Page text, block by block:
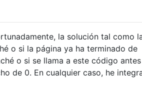
la solución tal como
o si la página ya ha terminado de
o si se llama a este código antes
de 0. En cualquier caso, he